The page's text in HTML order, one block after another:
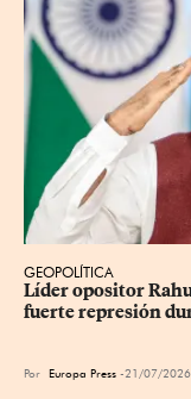
GEOPOLÍTICA
Líder opositor
fuerte represión
Por Europa Press 21/07/